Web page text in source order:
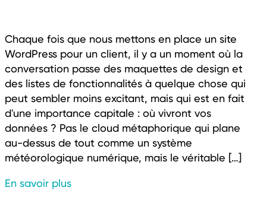
Chaque fois que nous mettons en place un site
WordPress pour un client, il y a un moment où la
conversation passe des maquettes de design et
des listes de fonctionnalités à quelque chose qui
peut sembler moins excitant, mais qui est en fait
d'une importance capitale : où vivront vos
données ? Pas le cloud métaphorique qui plane
au-dessus de tout comme un système
météorologique numérique, mais le véritable […]
En savoir plus